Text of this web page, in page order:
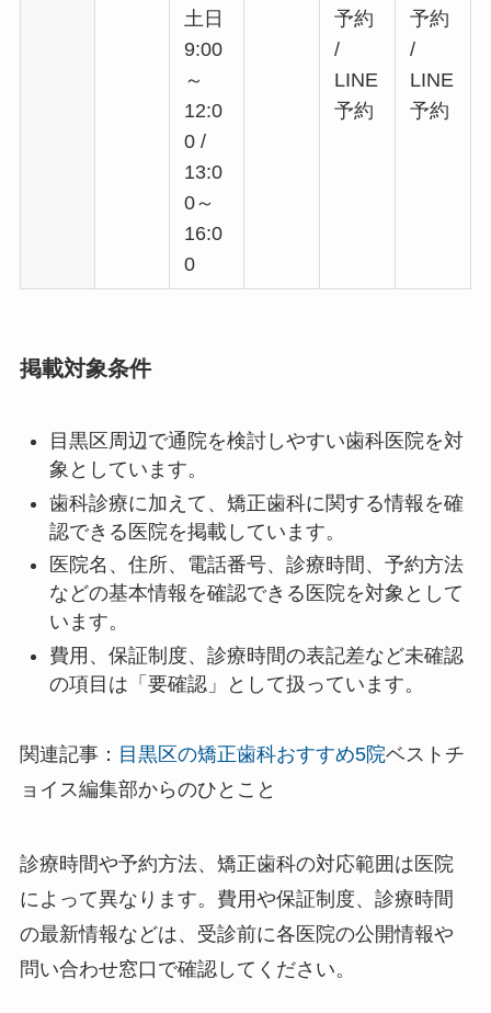
土日
9:00
～
12:0
0 /
13:0
0～
16:0
0
予約
/
LINE
予約
予約
/
LINE
予約
掲載対象条件
目黒区周辺で通院を検討しやすい歯科医院を対
象としています。
歯科診療に加えて、矯正歯科に関する情報を確
認できる医院を掲載しています。
医院名、住所、電話番号、診療時間、予約方法
などの基本情報を確認できる医院を対象として
います。
費用、保証制度、診療時間の表記差など未確認
の項目は「要確認」として扱っています。
関連記事： 目黒区の矯正歯科おすすめ5院ベストチ
ョイス編集部からのひとこと
診療時間や予約方法、矯正歯科の対応範囲は医院
によって異なります。費用や保証制度、診療時間
の最新情報などは、受診前に各医院の公開情報や
問い合わせ窓口で確認してください。